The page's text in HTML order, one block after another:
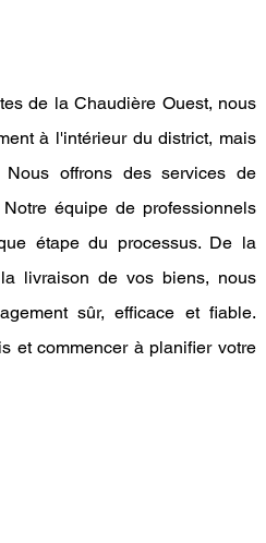
de la Chaudière Ouest, nous
à l'intérieur du district, mais
offrons des services de
équipe de professionnels
étape du processus. De la
livraison de vos biens, nous
sûr, efficace et fiable.
et commencer à planifier votre